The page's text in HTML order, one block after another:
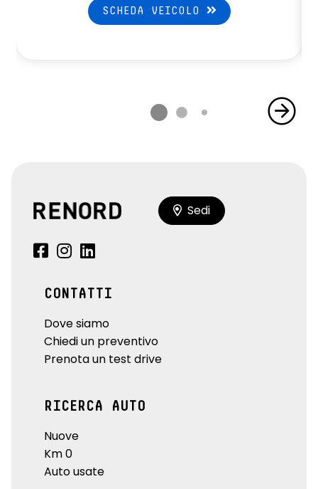
SCHEDA VEICOLO
Sedi
CONTATTI
Dove siamo
Chiedi un preventivo
Prenota un test drive
RICERCA AUTO
Nuove
Km 0
Auto usate